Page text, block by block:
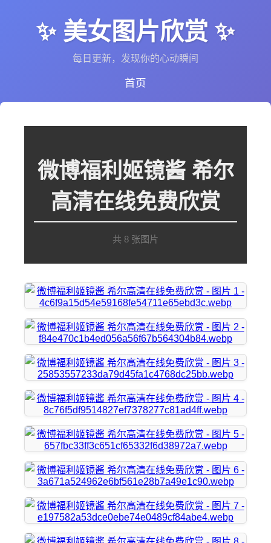
✨ 美女图片欣赏 ✨
每日更新，发现你的心动瞬间
首页
微博福利姬镜酱 希尔
高清在线免费欣赏
共 8 张图片